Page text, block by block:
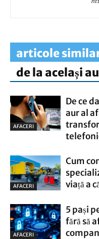
articole
de la același
AFACERI
De ce
aur al
AFACERI
Cum
viață a
AFACERI
5 pași
fără să